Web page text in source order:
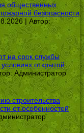
общественных
безопасности
| Автор:
на срок службы
открытой
Администратор
строительства
от особенностей